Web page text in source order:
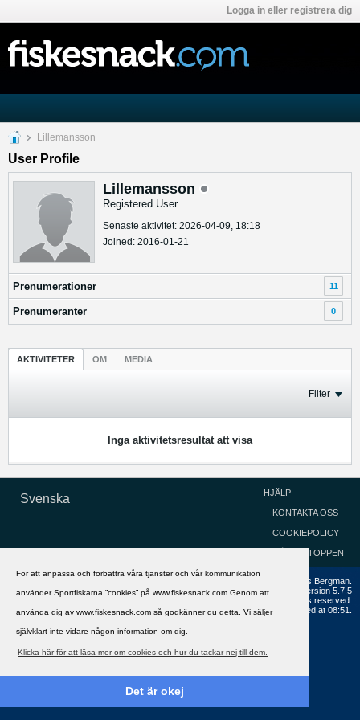
För att anpassa och förbättra våra tjänster och vår kommunikation
använder Sportfiskarna ”cookies” på www.fiskesnack.com.Genom att
använda dig av www.fiskesnack.com så godkänner du detta. Vi säljer
självklart inte vidare någon information om dig.
Klicka här för att läsa mer om cookies och hur du tackar nej till dem.
Det är okej
Logga in eller registrera dig
Lillemansson
User Profile
Lillemansson
Registered User
Senaste aktivitet: 2026-04-09, 18:18
Joined: 2016-01-21
Prenumerationer 11
Prenumeranter 0
AKTIVITETER OM MEDIA
Filter
Inga aktivitetsresultat att visa
Svenska HJÄLP
KONTAKTA OSS
COOKIEPOLICY
GÅ TILL TOPPEN
Copyright ©2002 - 2021, FiskeSnack.com. Grundad 2002 av Anders Bergman.
Powered byvBulletin®
Version 5.7.5
Copyright © 2026 MH Sub I, LLC dba vBulletin. All rights reserved.
All times are GMT+1. This page was generated at 08:51.